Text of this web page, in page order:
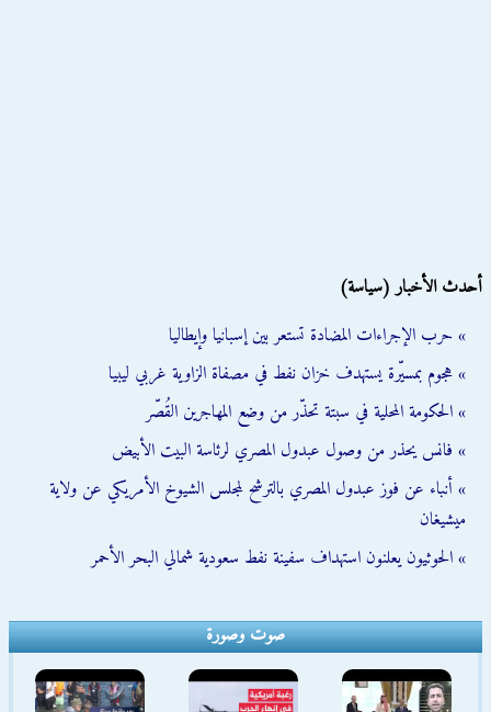
أحدث الأخبار (سياسة)
» حرب الإجراءات المضادة تستعر بين إسبانيا وإيطاليا
» هجوم بمسيّرة يستهدف خزان نفط في مصفاة الزاوية غربي ليبيا
» الحكومة المحلية في سبتة تحذّر من وضع المهاجرين القُصّر
» فانس يحذر من وصول عبدول المصري لرئاسة البيت الأبيض
» أنباء عن فوز عبدول المصري بالترشح لمجلس الشيوخ الأمريكي عن ولاية
ميشيغان
» الحوثيون يعلنون استهداف سفينة نفط سعودية شمالي البحر الأحمر
صوت وصورة